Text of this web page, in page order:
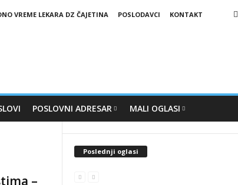
VREME LEKARA DZ ČAJETINA POSLODAVCI
KONTAKT
POSLOVNI ADRESAR MALI OGLASI
–
Poslednji oglasi